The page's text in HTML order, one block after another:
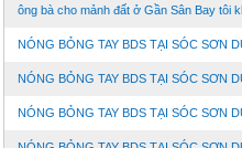
ông bà cho mảnh đất ở Gần Sân Bay tôi
NÓNG BỎNG TAY BDS TẠI SÓC SƠN
NÓNG BỎNG TAY BDS TẠI SÓC SƠN
NÓNG BỎNG TAY BDS TẠI SÓC SƠN